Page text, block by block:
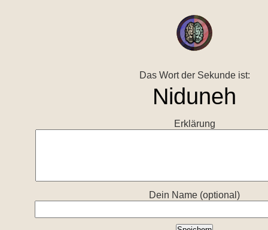
Das Wort der Sekunde ist:
Erklärung
Dein Name (optional)